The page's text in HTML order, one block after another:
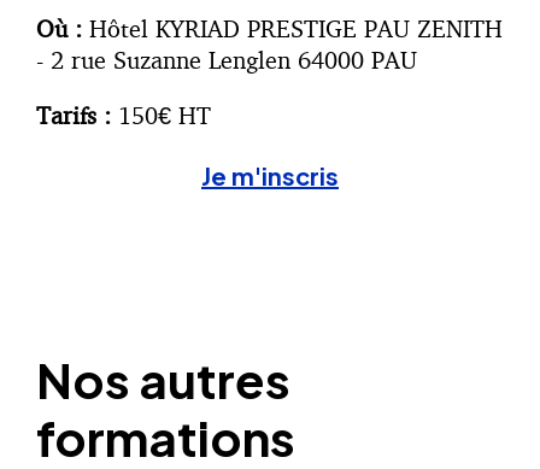
Où : Hôtel KYRIAD PRESTIGE PAU ZENITH
- 2 rue Suzanne Lenglen 64000 PAU
Tarifs : 150€ HT
Je m'inscris
Nos autres
formations